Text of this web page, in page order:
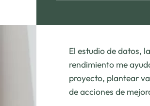
El estudio de datos,
rendimiento me
proyecto, plantear
de acciones de